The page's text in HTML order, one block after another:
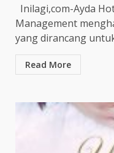
Inilagi,com-Ayda
Management
yang dirancang
Read More